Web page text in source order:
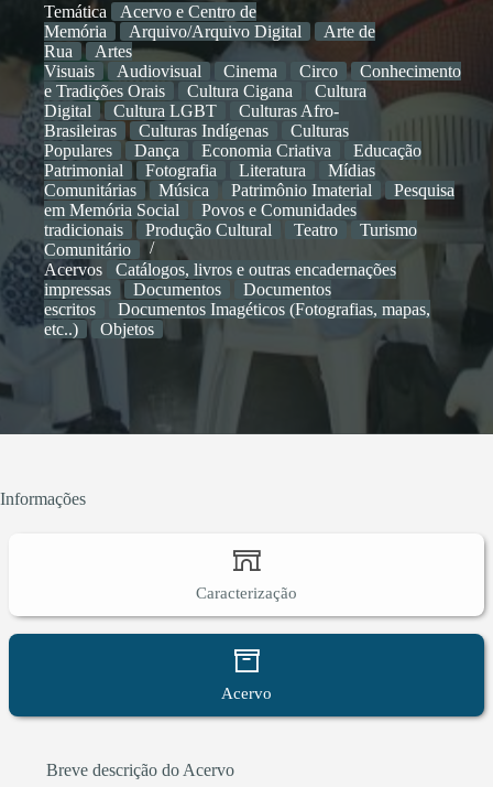
Temática
Acervo e Centro de
Memória
Arquivo/Arquivo Digital
Arte de
Rua
Artes
Visuais
Audiovisual Cinema Circo
Conhecimento
e Tradições Orais
Cultura Cigana
Cultura
Digital
Cultura LGBT
Culturas Afro-
Brasileiras
Culturas Indígenas
Culturas
Populares
Dança Economia Criativa
Educação
Patrimonial
Fotografia Literatura
Mídias
Comunitárias
Música Patrimônio Imaterial
Pesquisa
em Memória Social
Povos e Comunidades
tradicionais
Produção Cultural Teatro
Turismo
Comunitário
Acervos
Catálogos, livros e outras encadernações
impressas
Documentos
Documentos
escritos
Documentos Imagéticos (Fotografias, mapas,
etc..)
Objetos
Informações
Caracterização
Acervo
Breve descrição do Acervo